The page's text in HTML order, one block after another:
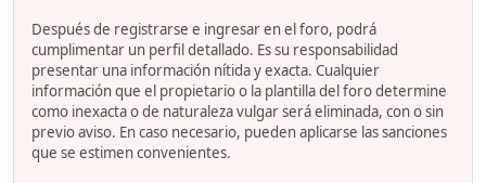
Después de registrarse e ingresar en el foro, podrá
cumplimentar un perfil detallado. Es su responsabilidad
presentar una información nítida y exacta. Cualquier
información que el propietario o la plantilla del foro determine
como inexacta o de naturaleza vulgar será eliminada, con o sin
previo aviso. En caso necesario, pueden aplicarse las sanciones
que se estimen convenientes.